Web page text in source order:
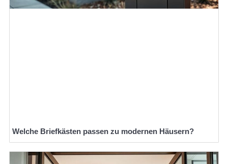
Welche Briefkästen passen zu modernen Häusern?